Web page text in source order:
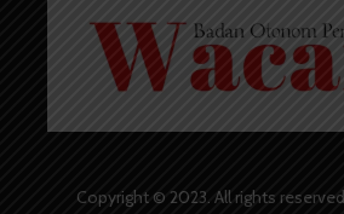
Copyright © 2023. All rights reserved